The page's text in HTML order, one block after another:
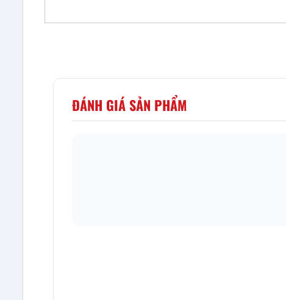
ĐÁNH GIÁ SẢN PHẨM